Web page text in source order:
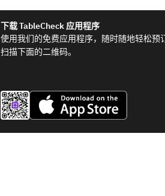
下载 TableCheck 应用程序
使用我们的免费应用程序，随时随地轻松预
扫描下面的二维码。